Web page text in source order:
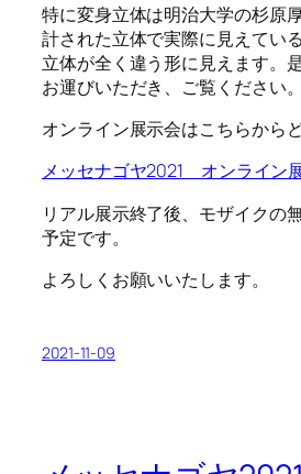
特に変身立体は明治大学の杉原
計された立体で実際に見えてい
立体が全く違う形に見えます。
お運びいただき、ご覧ください。
オンライン展示会はこちらからど
メッセナゴヤ2021 オンライン
リアル展示終了後、モザイクの
予定です。
よろしくお願いいたします。
2021-11-09